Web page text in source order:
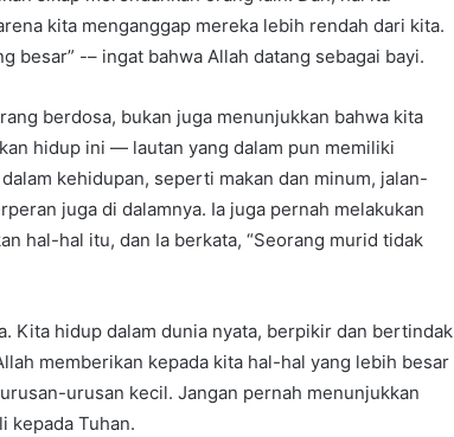
kita menganggap mereka lebih rendah dari kita.
besar” -– ingat bahwa Allah datang sebagai bayi.
berdosa, bukan juga menunjukkan bahwa kita
hidup ini — lautan yang dalam pun memiliki
kehidupan, seperti makan dan minum, jalan-
juga di dalamnya. Ia juga pernah melakukan
hal-hal itu, dan Ia berkata, “Seorang murid tidak
Kita hidup dalam dunia nyata, berpikir dan bertindak
memberikan kepada kita hal-hal yang lebih besar
urusan kecil. Jangan pernah menunjukkan
kepada Tuhan.